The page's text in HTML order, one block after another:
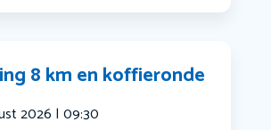
8 km en koffieronde
2026 | 09:30